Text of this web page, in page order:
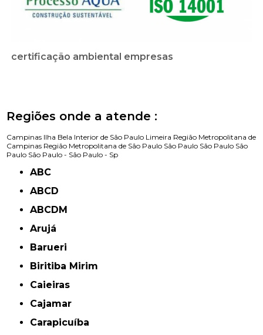
certificação ambiental empresas
Regiões onde a atende :
Campinas Ilha Bela Interior de São Paulo Limeira Região Metropolitana de
Campinas Região Metropolitana de São Paulo São Paulo São Paulo São
Paulo São Paulo - São Paulo - Sp
ABC
ABCD
ABCDM
Arujá
Barueri
Biritiba Mirim
Caieiras
Cajamar
Carapicuíba